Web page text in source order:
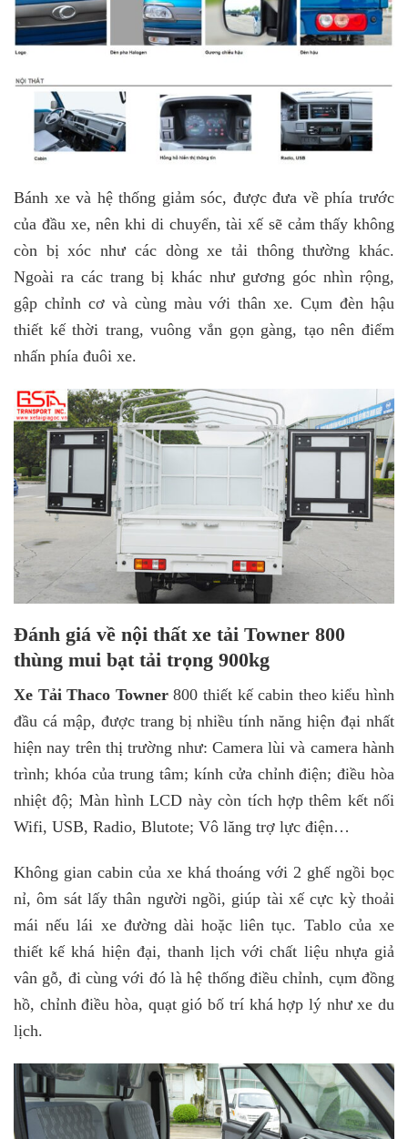
Bánh xe và hệ thống giảm sóc, được đưa về phía trước
của đầu xe, nên khi di chuyển, tài xế sẽ cảm thấy không
còn bị xóc như các dòng xe tải thông thường khác.
Ngoài ra các trang bị khác như gương góc nhìn rộng,
gập chỉnh cơ và cùng màu với thân xe. Cụm đèn hậu
thiết kế thời trang, vuông vắn gọn gàng, tạo nên điểm
nhấn phía đuôi xe.
Đánh giá về nội thất xe tải Towner 800
thùng mui bạt tải trọng 900kg
Xe Tải Thaco Towner800 thiết kế cabin theo kiểu hình
đầu cá mập, được trang bị nhiều tính năng hiện đại nhất
hiện nay trên thị trường như: Camera lùi và camera hành
trình; khóa của trung tâm; kính cửa chỉnh điện; điều hòa
nhiệt độ; Màn hình LCD này còn tích hợp thêm kết nối
Wifi, USB, Radio, Blutote; Vô lăng trợ lực điện…
Không gian cabin của xe khá thoáng với 2 ghế ngồi bọc
nỉ, ôm sát lấy thân người ngồi, giúp tài xế cực kỳ thoải
mái nếu lái xe đường dài hoặc liên tục. Tablo của xe
thiết kế khá hiện đại, thanh lịch với chất liệu nhựa giả
vân gỗ, đi cùng với đó là hệ thống điều chỉnh, cụm đồng
hồ, chỉnh điều hòa, quạt gió bố trí khá hợp lý như xe du
lịch.